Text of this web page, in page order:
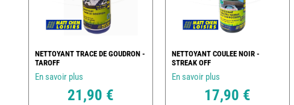
NETTOYANT TRACE DE GOUDRON -
TAROFF
En savoir plus
21,90 €
NETTOYANT COULEE NOIR -
STREAK OFF
En savoir plus
17,90 €